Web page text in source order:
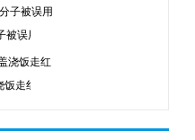
被误用
走红